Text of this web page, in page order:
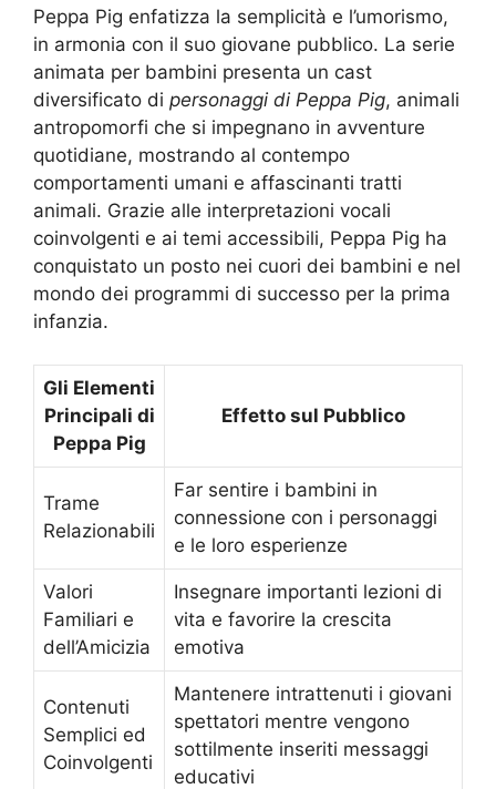
Peppa Pig enfatizza la semplicità e l’umorismo,
in armonia con il suo giovane pubblico. La serie
animata per bambini presenta un cast
diversificato di personaggi di Peppa Pig, animali
antropomorfi che si impegnano in avventure
quotidiane, mostrando al contempo
comportamenti umani e affascinanti tratti
animali. Grazie alle interpretazioni vocali
coinvolgenti e ai temi accessibili, Peppa Pig ha
conquistato un posto nei cuori dei bambini e nel
mondo dei programmi di successo per la prima
infanzia.
Gli Elementi
Principali di
Peppa Pig
Effetto sul Pubblico
Trame
Relazionabili
Far sentire i bambini in
connessione con i personaggi
e le loro esperienze
Valori
Familiari e
dell’Amicizia
Insegnare importanti lezioni di
vita e favorire la crescita
emotiva
Contenuti
Semplici ed
Coinvolgenti
Mantenere intrattenuti i giovani
spettatori mentre vengono
sottilmente inseriti messaggi
educativi